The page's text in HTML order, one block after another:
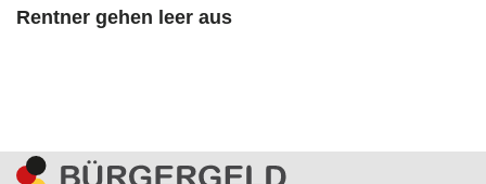
Rentner gehen leer aus